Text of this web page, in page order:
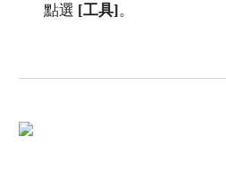
點選 [工具]。